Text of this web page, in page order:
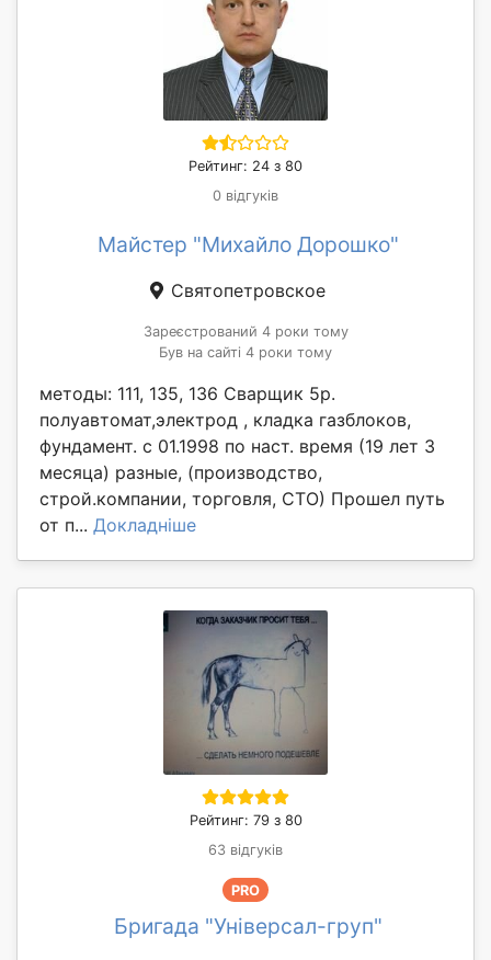
Рейтинг: 24 з 80
0 відгуків
Майстер "Михайло Дорошко"
Святопетровское
Зареєстрований 4 роки тому
Був на сайті 4 роки тому
методы: 111, 135, 136 Сварщик 5р.
полуавтомат,электрод , кладка газблоков,
фундамент. с 01.1998 по наст. время (19 лет 3
месяца) разные, (производство,
строй.компании, торговля, СТО) Прошел путь
от п... Докладніше
Рейтинг: 79 з 80
63 відгуків
PRO
Бригада "Універсал-груп"